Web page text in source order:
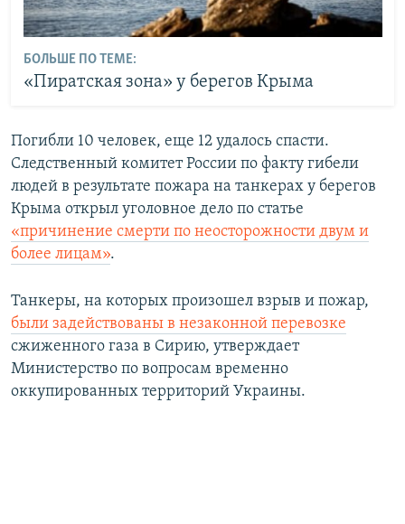
БОЛЬШЕ ПО ТЕМЕ:
«Пиратская зона» у берегов Крыма
Погибли 10 человек, еще 12 удалось спасти.
Следственный комитет России по факту гибели
людей в результате пожара на танкерах у берегов
Крыма открыл уголовное дело по статье
«причинение смерти по неосторожности двум и
более лицам».
Танкеры, на которых произошел взрыв и пожар,
были задействованы в незаконной перевозке
сжиженного газа в Сирию, утверждает
Министерство по вопросам временно
оккупированных территорий Украины.